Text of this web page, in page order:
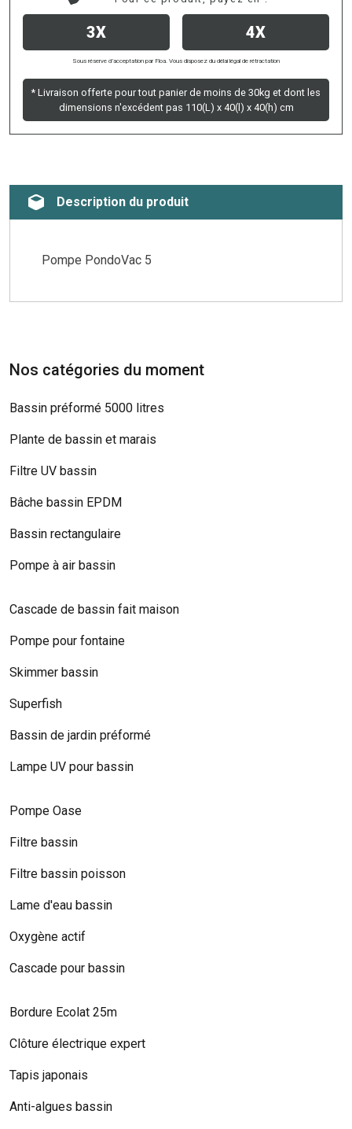
3X 4X
Sous réserve d’acceptation par Floa. Vous disposez du délai légal de rétractation
* Livraison offerte pour tout panier de moins de 30kg et dont les
dimensions n'excédent pas 110(L) x 40(l) x 40(h) cm
Description du produit
Pompe PondoVac 5
Nos catégories du moment
Bassin préformé 5000 litres
Plante de bassin et marais
Filtre UV bassin
Bâche bassin EPDM
Bassin rectangulaire
Pompe à air bassin
Cascade de bassin fait maison
Pompe pour fontaine
Skimmer bassin
Superfish
Bassin de jardin préformé
Lampe UV pour bassin
Pompe Oase
Filtre bassin
Filtre bassin poisson
Lame d'eau bassin
Oxygène actif
Cascade pour bassin
Bordure Ecolat 25m
Clôture électrique expert
Tapis japonais
Anti-algues bassin